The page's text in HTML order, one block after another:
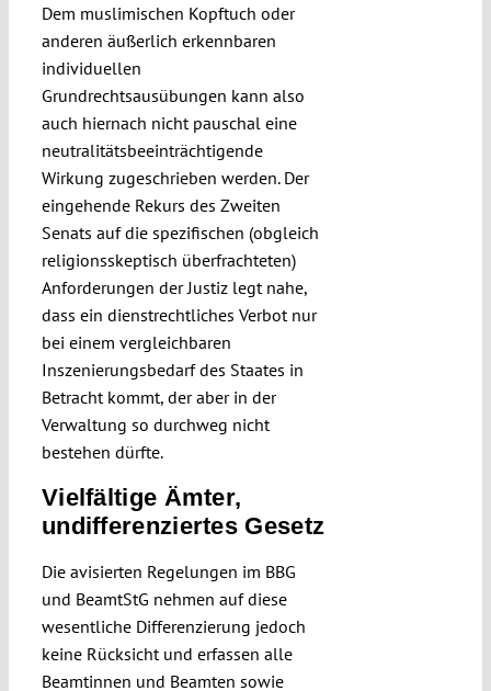
Dem muslimischen Kopftuch oder
anderen äußerlich erkennbaren
individuellen
Grundrechtsausübungen kann also
auch hiernach nicht pauschal eine
neutralitätsbeeinträchtigende
Wirkung zugeschrieben werden. Der
eingehende Rekurs des Zweiten
Senats auf die spezifischen (obgleich
religionsskeptisch überfrachteten)
Anforderungen der Justiz legt nahe,
dass ein dienstrechtliches Verbot nur
bei einem vergleichbaren
Inszenierungsbedarf des Staates in
Betracht kommt, der aber in der
Verwaltung so durchweg nicht
bestehen dürfte.
Vielfältige Ämter,
undifferenziertes Gesetz
Die avisierten Regelungen im BBG
und BeamtStG nehmen auf diese
wesentliche Differenzierung jedoch
keine Rücksicht und erfassen alle
Beamtinnen und Beamten sowie